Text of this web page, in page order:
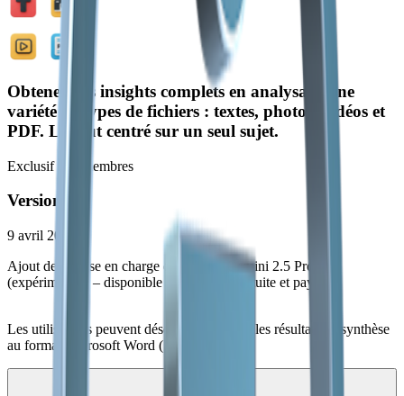
Obtenez des insights complets en analysant une
variété de types de fichiers : textes, photos, vidéos et
PDF. Le tout centré sur un seul sujet.
Exclusif aux membres
Version 1.0
9 avril 2025
Ajout de la prise en charge de Google Gemini 2.5 Pro
(expérimental) – disponible en versions gratuite et payante
Les utilisateurs peuvent désormais exporter les résultats de synthèse
au format Microsoft Word (.docx)